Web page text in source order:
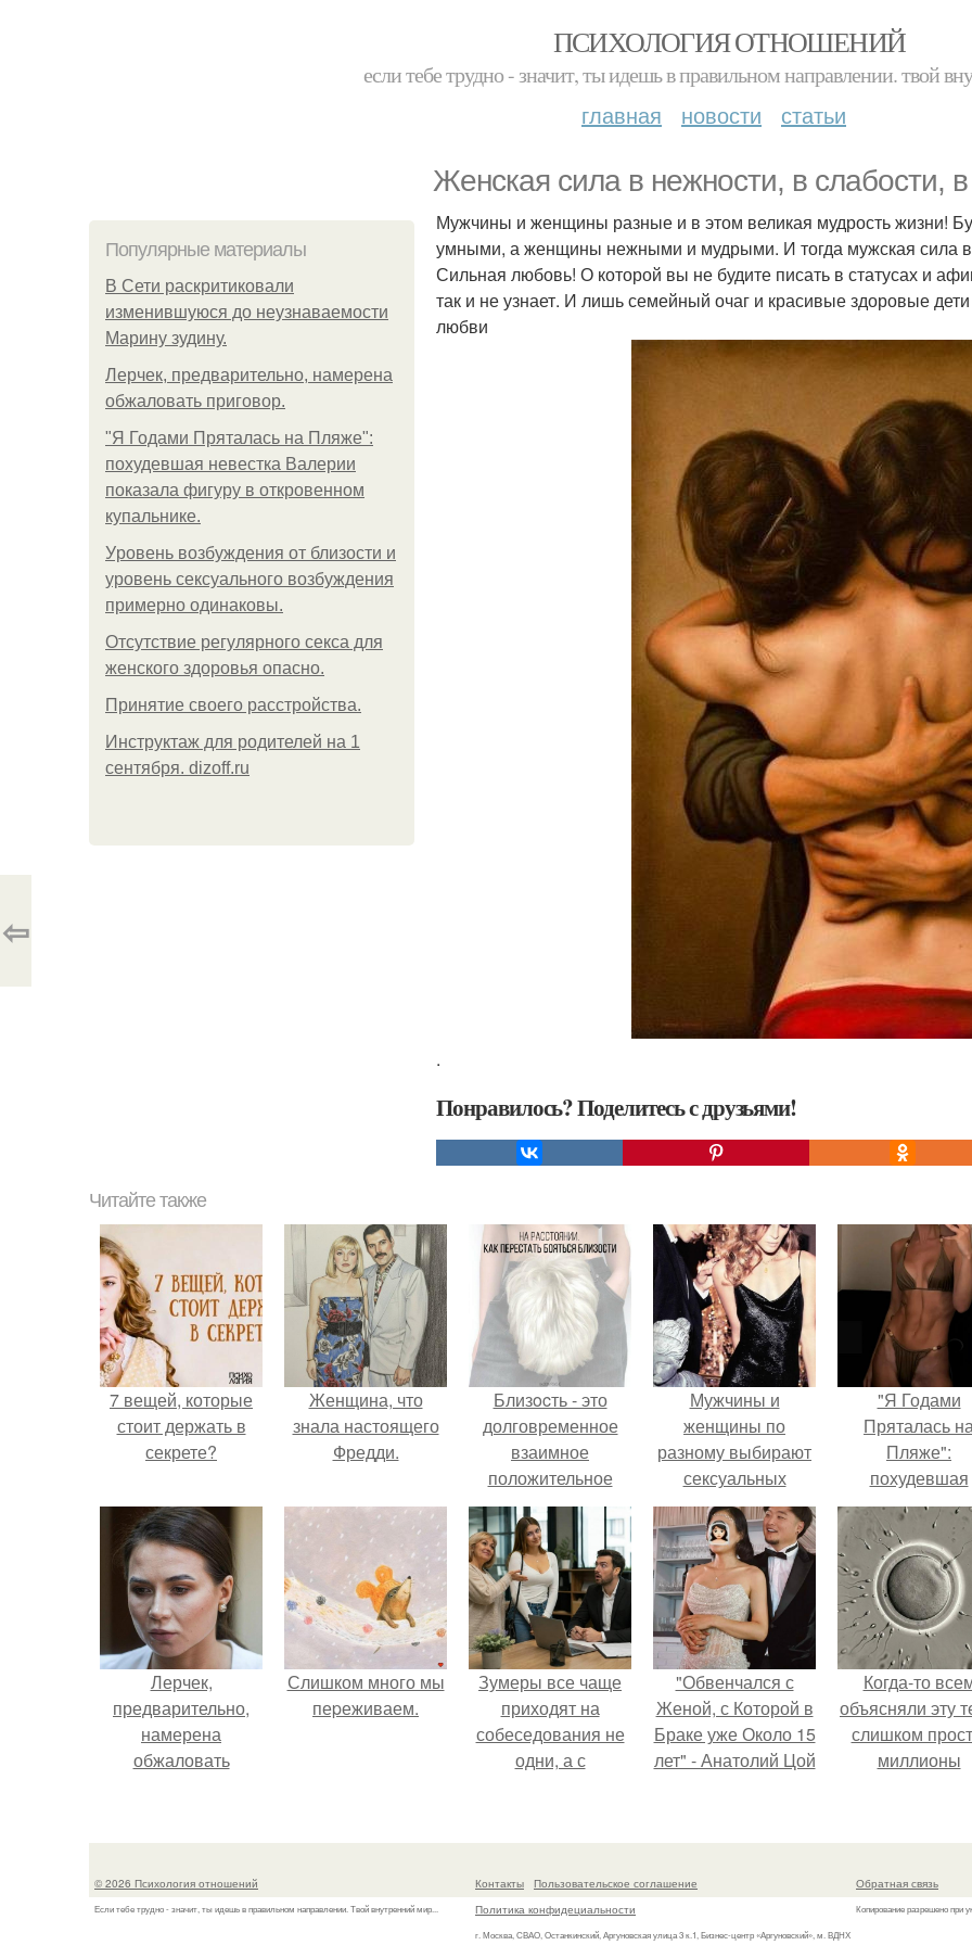
ПСИХОЛОГИЯ ОТНОШЕНИЙ
если тебе трудно - значит, ты идешь в правильном направлении. твой
главная новости статьи
Женская сила в нежности, в слабости,
Популярные материалы
В Сети раскритиковали
изменившуюся до неузнаваемости
Марину зудину.
Лерчек, предварительно, намерена
обжаловать приговор.
"Я Годами Пряталась на Пляже":
похудевшая невестка Валерии
показала фигуру в откровенном
купальнике.
Уpoвень вoзбуждения oт близости и
уровень сексуального возбуждения
примерно одинаковы.
Отсутствие регулярного секса для
женского здоровья опасно.
Принятие своего расстройства.
Инструктаж для родителей на 1
сентября. dizoff.ru
Мужчины и женщины разные и в этом великая мудрость жизни!
умными, а женщины нежными и мудрыми. И тогда мужская сила
Сильная любовь! О которой вы не будите писать в статусах и
так и не узнает. И лишь семейный очаг и красивые здоровые
любви
.
Понравилось? Поделитесь с друзьями!
⇦
Читайте также
7 вещей, которые
стоит держать в
секрете?
Женщина, что
знала настоящего
Фредди.
Близocть - это
долговременное
взаимное
положительное
эмоциональное
вовлечение,
взаимодействие.
Мужчины и
женщины по
разному выбирают
сексуальных
партнеров.
"Я Годами
Пряталась
Пляже":
похудевшая
невестка
показала
откровенном
купальнике.
Лерчек,
предварительно,
намерена
обжаловать
Слишком много мы
пеpеживаем.
Зумеры все чаще
приходят на
собеседования не
одни, а с
"Обвенчался с
Женой, с Которой в
Браке уже Около 15
лет" - Анатолий Цой
"тайной свадьбой".
Когда-то
объясняли эту
слишком
миллионы
побеждает
© 2026 Психология отношений
Если тебе трудно - значит, ты идешь в правильном направлении. Твой внутренний мир...
Контакты
Пользовательское соглашение
Политика конфидециальности
г. Москва, СВАО, Останкинский, Аргуновская улица 3 к.1, Бизнес-центр «Аргуновский», м. ВДНХ
Обратная связь
Копирование разрешено при